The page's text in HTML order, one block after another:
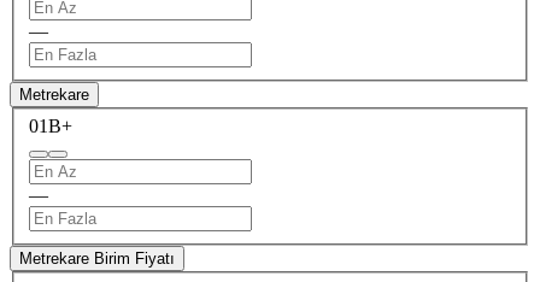
—
Metrekare
01B+
—
Metrekare Birim Fiyatı